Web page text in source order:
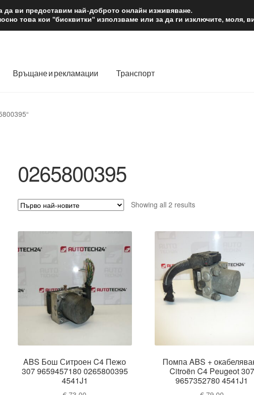
от 12 лв.
Връщане и рекламации Транспорт
0265800395
Showing all 2 resultsSorted
ABS Бош Ситроен C4 Пежо
307 9659457180 0265800395
4541J1
Помпа ABS +
Citroën C4 Peugeot 307
9657352780 4541J1
да ви предоставим най-доброто онлайн изживяване.
това кои "бисквитки" използваме или за да ги изключите, моля,